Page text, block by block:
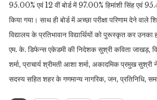
95.00% एवं 12 वीं बोर्ड में 97.00% हिमांशी सिंह एवं
किया गया। साथ ही बोर्ड में अच्छा परीक्षा परिणाम देने वाले
विद्यालय के प्रतिभावान विद्यार्थियों को पुरूस्कृत कर उनका
एम. के. डिफेन्स एकेडमी की निदेशक सुश्री कविता जाखड़,
शर्मा, प्राचार्य श्रीमती आशा शर्मा, अकादमिक प्रमुख
सदस्य सहित शहर के गणमान्य नागरिक, जन, प्रतिनिधि,